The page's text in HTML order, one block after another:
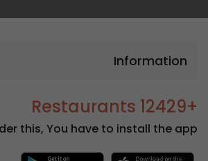
Information
+12429 Restaurants
this, You have to install the app.